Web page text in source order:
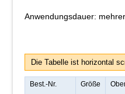
Anwendungsdauer:
Die Tabelle ist horizontal
Best.-Nr. Größe